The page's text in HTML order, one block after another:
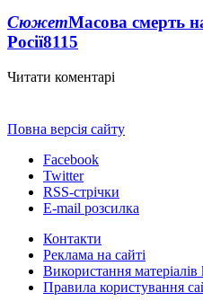
СюжетМасова смерть
Росії8115
Читати коментарі
Повна версія сайту
Facebook
Twitter
RSS-стрічки
E-mail розсилка
Контакти
Реклама на сайті
Використання
Правила користування